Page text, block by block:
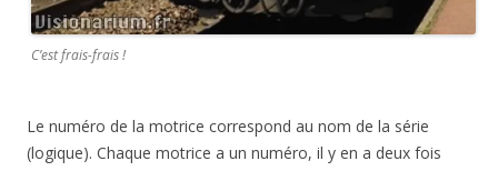
C’est frais-frais !
Le numéro de la motrice correspond au nom de la série
(logique). Chaque motrice a un numéro, il y en a deux fois